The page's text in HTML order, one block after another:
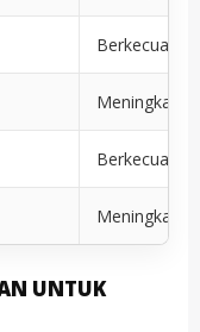
Berkecuali
Berkecuali
UNTUK